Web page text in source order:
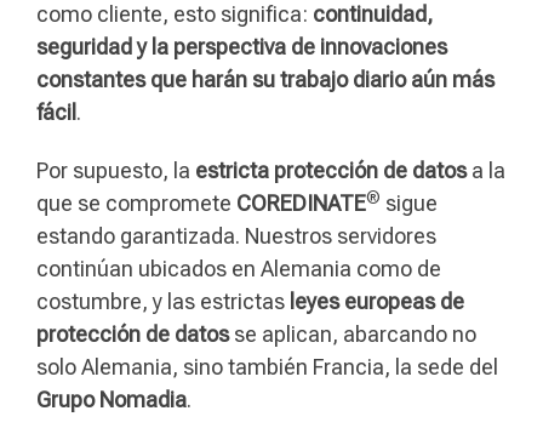
como cliente, esto significa: continuidad,
seguridad y la perspectiva de innovaciones
constantes que harán su trabajo diario aún más
fácil .
Por supuesto, la estricta protección de datosa la
que se compromete COREDINATE® sigue
estando garantizada. Nuestros servidores
continúan ubicados en Alemania como de
costumbre, y las estrictas leyes europeas de
protección de datosse aplican, abarcando no
solo Alemania, sino también Francia, la sede del
Grupo Nomadia.